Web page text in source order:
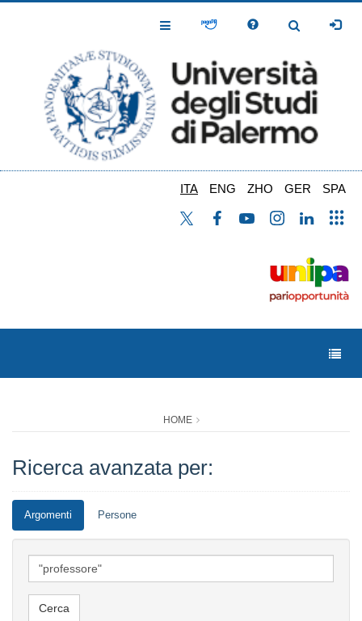
Toggle
Toggle
ITA ENG ZHO GER SPA
HOME
Ricerca avanzata per:
Argomenti Persone